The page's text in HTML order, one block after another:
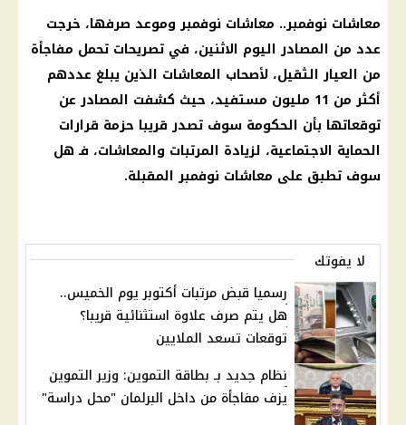
معاشات نوفمبر.. معاشات نوفمبر وموعد صرفها، خرجت
عدد من المصادر اليوم الاثنين، في تصريحات تحمل مفاجأة
من العيار الثقيل، لأصحاب المعاشات الذين يبلغ عددهم
أكثر من 11 مليون مستفيد، حيث كشفت المصادر عن
توقعاتها بأن الحكومة سوف تصدر قريبا حزمة قرارات
الحماية الاجتماعية، لزيادة المرتبات والمعاشات، فـ هل
سوف تطبق على معاشات نوفمبر المقبلة.
لا يفوتك
رسميا قبض مرتبات أكتوبر يوم الخميس..
هل يتم صرف علاوة استثنائية قريبا؟
توقعات تسعد الملايين
نظام جديد بـ بطاقة التموين: وزير التموين
يزف مفاجأة من داخل البرلمان "محل دراسة"